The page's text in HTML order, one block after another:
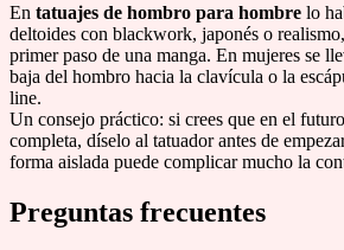
En tatuajes de hombro para hombre lo
deltoides con blackwork, japonés o
primer paso de una manga. En mujeres se
baja del hombro hacia la clavícula o la
line.
Un consejo práctico: si crees que en el
completa, díselo al tatuador antes de
forma aislada puede complicar mucho la
Preguntas frecuentes